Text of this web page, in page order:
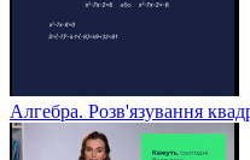
Алгебра. Розв'язування